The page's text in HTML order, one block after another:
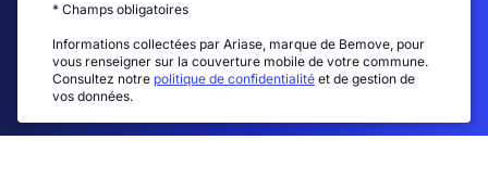
* Champs obligatoires
Informations collectées par Ariase, marque de Bemove, pour
vous renseigner sur la couverture mobile de votre commune.
Consultez notre politique de confidentialité et de gestion de
vos données.